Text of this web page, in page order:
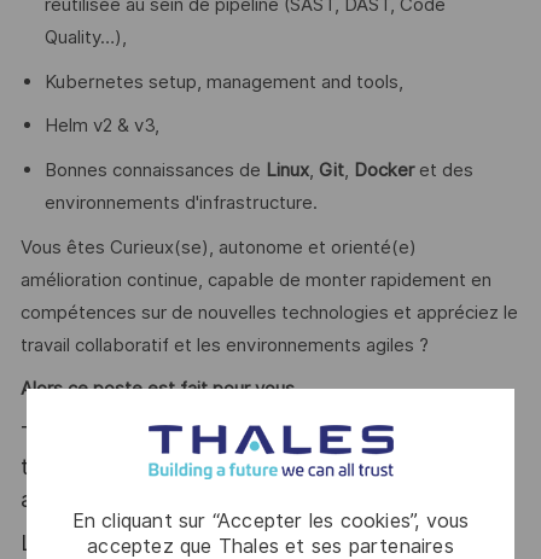
En cliquant sur “Accepter les cookies”, vous
acceptez que Thales et ses partenaires
réutilisée au sein de pipeline (SAST, DAST, Code
Quality…),
Kubernetes setup, management and tools,
Helm v2 & v3,
Bonnes connaissances de Linux, Git, Dockeret des
environnements d'infrastructure.
Vous êtes Curieux(se), autonome et orienté(e)
amélioration continue, capable de monter rapidement en
compétences sur de nouvelles technologies et appréciez le
travail collaboratif et les environnements agiles ?
Alors ce poste est fait pour vous
Thales, entreprise Handi-Engagée, reconnait
tous les talents. La diversité est notre meilleur
atout. Postulez et rejoignez nous !
Le poste pouvant nécessiter d'accéder à des